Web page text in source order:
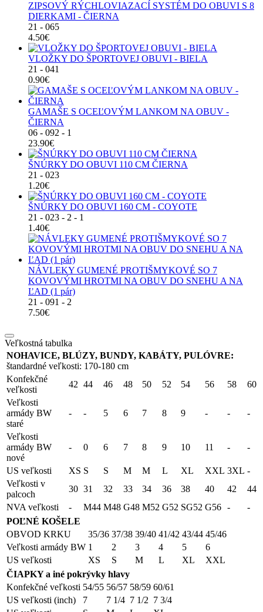
ZIPSOVÝ RÝCHLOVIAZACÍ SYSTÉM DO OBUVI S 8
DIERKAMI - ČIERNA
21 - 065
4.50€
VLOŽKY DO ŠPORTOVEJ OBUVI - BIELA
21 - 041
0.90€
GAMAŠE S OCEĽOVÝM LANKOM NA OBUV -
ČIERNA
06 - 092 - 1
23.90€
ŠNÚRKY DO OBUVI 110 CM ČIERNA
21 - 023
1.20€
ŠNÚRKY DO OBUVI 160 CM - COYOTE
21 - 023 - 2 - 1
1.40€
NÁVLEKY GUMENÉ PROTIŠMYKOVÉ SO 7
KOVOVÝMI HROTMI NA OBUV DO SNEHU A NA
ĽAD (1 pár)
21 - 091 - 2
7.50€
Veľkostná tabulka
NOHAVICE, BLÚZY, BUNDY, KABÁTY, PULÓVRE:
štandardné veľkosti: 170-180 cm
Konfekčné
veľkosti
42 44 46 48 50 52 54 56 58
60
Veľkosti
armády BW
staré
- - 5 6 7 8 9 - - -
Veľkosti
armády BW
nové
- 0 6 7 8 9 10 11 - -
US veľkosti XS S S M M L XL XXL 3XL -
Veľkosti v
palcoch
30 31 32 33 34 36 38 40 42
44
NVA veľkosti
- M44 M48 G48 M52 G52 SG52 G56 -
-
POĽNÉ KOŠELE
OBVOD KRKU
35/36 37/38 39/40 41/42 43/44 45/46
Veľkosti armády BW 1 2 3 4 5
6
US veľkosti
XS S M L XL
XXL
ČIAPKY a iné pokrývky hlavy
Konfekčné veľkosti 54/55 56/57 58/59 60/61
US veľkosti (inch)
7 7 1/4 7 1/2 7 3/4